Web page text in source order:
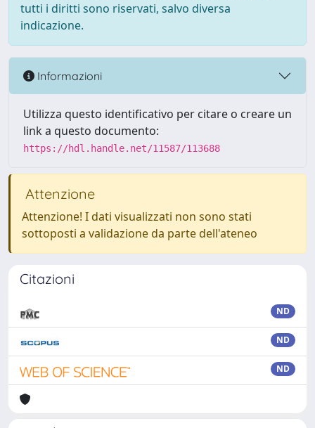
tutti i diritti sono riservati, salvo diversa
indicazione.
Informazioni
Utilizza questo identificativo per citare o creare un
link a questo documento:
https://hdl.handle.net/11587/113688
Attenzione
Attenzione! I dati visualizzati non sono stati
sottoposti a validazione da parte dell'ateneo
Citazioni
ND
ND
ND